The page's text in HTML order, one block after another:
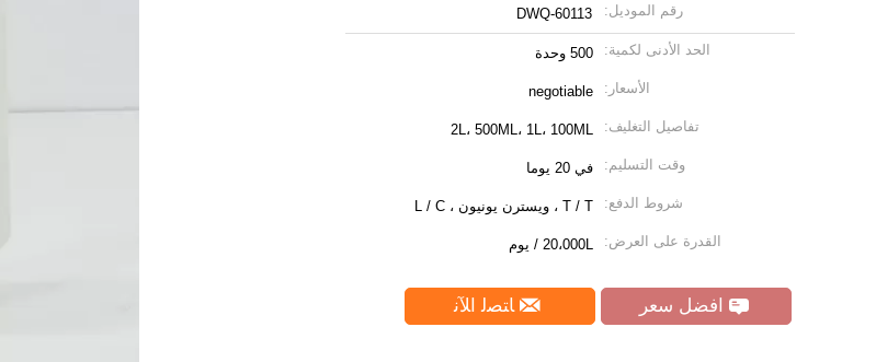
رقم الموديل: DWQ-60113
الحد الأدنى لكمية: 500 وحدة
الأسعار: negotiable
تفاصيل التغليف: 2L، 500ML، 1L، 100ML
وقت التسليم: في 20 يوما
شروط الدفع: T / T ، ويسترن يونيون ، L / C
القدرة على العرض: 20،000L / يوم
افضل سعر ﺎﺘﺼﻟ ﺍﻶﻧ